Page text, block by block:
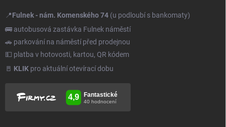
📍Fulnek - nám. Komenského 74 (u podloubí s bankomaty)
🚌 autobusová zastávka Fulnek náměstí
🚗 parkování na náměstí před prodejnou
💵 platba v hotovosti, kartou, QR kódem
🚪 KLIK pro aktuální otevírací dobu